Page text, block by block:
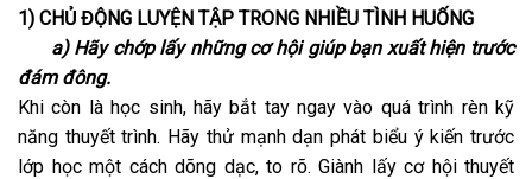
1) CHỦ ĐỘNG LUYỆN TẬP TRONG NHIỀU TÌNH HUỐNG
a) Hãy chớp lấy những cơ hội giúp bạn xuất hiện trước
đám đông.
Khi còn là học sinh, hãy bắt tay ngay vào quá trình rèn kỹ
năng thuyết trình. Hãy thử mạnh dạn phát biểu ý kiến trước
lớp học một cách dõng dạc, to rõ. Giành lấy cơ hội thuyết